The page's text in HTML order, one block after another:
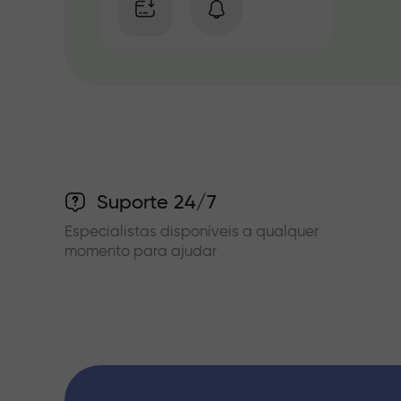
Suporte 24/7
Especialistas disponíveis a qualquer
momento para ajudar